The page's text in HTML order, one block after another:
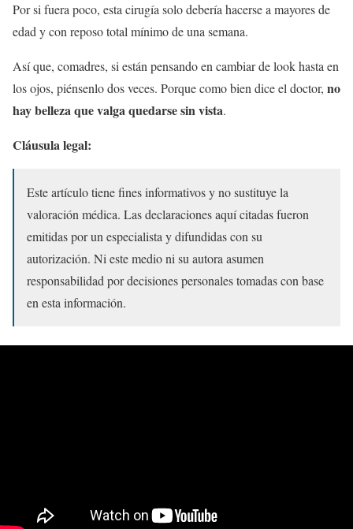
Por si fuera poco, esta cirugía solo debería hacerse a mayores de
edad y con reposo total mínimo de una semana.
Así que, comadres, si están pensando en cambiar de look hasta en
los ojos, piénsenlo dos veces. Porque como bien dice el doctor, no
hay belleza que valga quedarse sin vista.
Cláusula legal:
Este artículo tiene fines informativos y no sustituye la
valoración médica. Las declaraciones aquí citadas fueron
emitidas por un especialista y difundidas con su
autorización. Ni este medio ni su autora asumen
responsabilidad por decisiones personales tomadas con base
en esta información.